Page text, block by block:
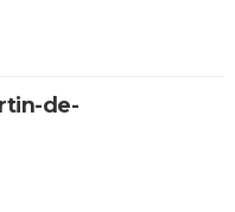
de-